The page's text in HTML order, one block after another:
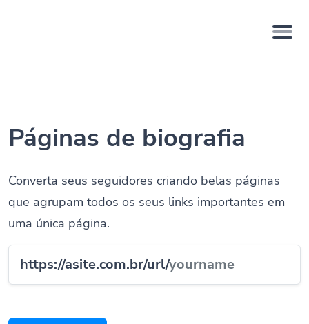
Páginas de biografia
Converta seus seguidores criando belas páginas
que agrupam todos os seus links importantes em
uma única página.
https://asite.com.br/url/yourname